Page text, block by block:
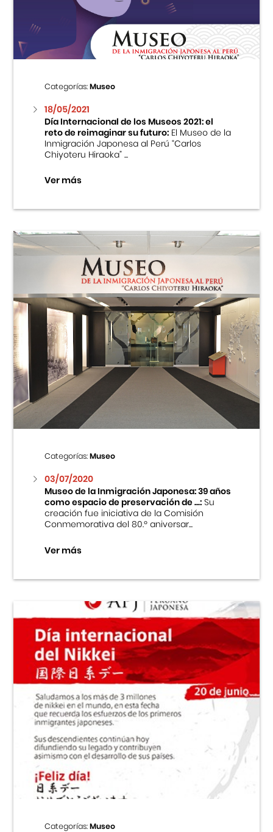
Centro Cultural Peruano Japonés
Cursos
Museo de la Inmigración Japonesa
Fondo Editorial
Teatro Peruano Japonés
Categorías:Museo
18/05/2021
Día Internacional de los Museos 2021: el
reto de reimaginar su futuro:El Museo de la
Inmigración Japonesa al Perú “Carlos
Chiyoteru Hiraoka” ...
Ver más
Categorías:Museo
03/07/2020
Museo de la Inmigración Japonesa: 39 años
como espacio de preservación de ...:Su
creación fue iniciativa de la Comisión
Conmemorativa del 80.º aniversar...
Ver más
Categorías:Museo